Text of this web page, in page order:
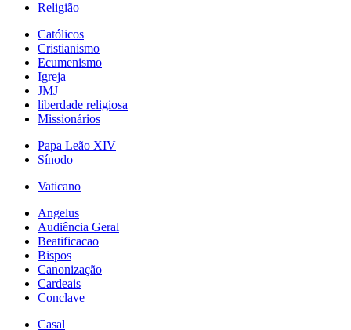
Religião
Católicos
Cristianismo
Ecumenismo
Igreja
JMJ
liberdade religiosa
Missionários
Papa Leão XIV
Sínodo
Vaticano
Angelus
Audiência Geral
Beatificacao
Bispos
Canonização
Cardeais
Conclave
Casal